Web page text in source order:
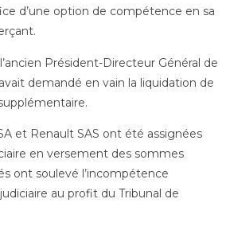
d’une option de compétence en sa
Président-Directeur Général de
demandé en vain la liquidation de
et Renault SAS ont été assignées
en versement des sommes
ont soulevé l’incompétence
au profit du Tribunal de